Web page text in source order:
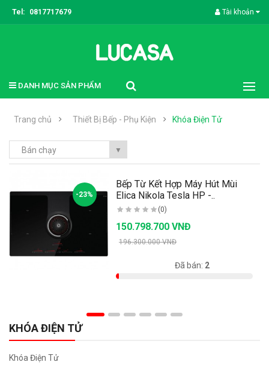
Tel: 0817717679 Tài khoản
DANH MỤC SẢN PHẨM
Trang chủ Thiết Bị Bếp - Phụ Kiện Khóa Điện Tử
Bán chạy ▼
-23%
Bếp Từ Kết Hợp Máy Hút Mùi
Elica Nikola Tesla HP -..
(0)
150.798.700 VNĐ
196.300.000 VNĐ
Đã bán: 2
KHÓA ĐIỆN TỬ
Khóa Điện Tử